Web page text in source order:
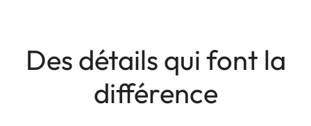
Des détails qui font la
différence